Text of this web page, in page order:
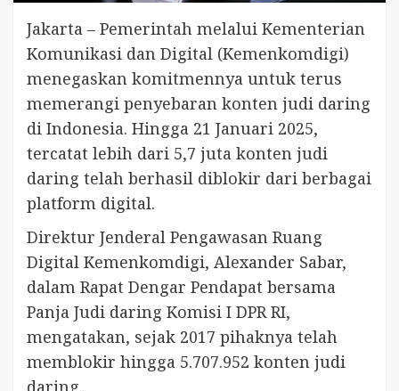
Jakarta – Pemerintah melalui Kementerian
Komunikasi dan Digital (Kemenkomdigi)
menegaskan komitmennya untuk terus
memerangi penyebaran konten judi daring
di Indonesia. Hingga 21 Januari 2025,
tercatat lebih dari 5,7 juta konten judi
daring telah berhasil diblokir dari berbagai
platform digital.
Direktur Jenderal Pengawasan Ruang
Digital Kemenkomdigi, Alexander Sabar,
dalam Rapat Dengar Pendapat bersama
Panja Judi daring Komisi I DPR RI,
mengatakan, sejak 2017 pihaknya telah
memblokir hingga 5.707.952 konten judi
daring.